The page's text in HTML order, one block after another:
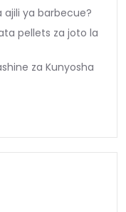
ajili ya barbecue?
pellets za joto la
za Kunyosha